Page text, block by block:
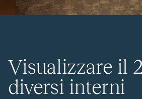
Visualizzare il
diversi interni